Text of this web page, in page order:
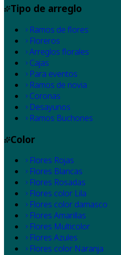
Tipo de arreglo
Ramos de flores
Floreros
Arreglos florales
Cajas
Para eventos
Ramos de novia
Coronas
Desayunos
Ramos Buchones
Color
Flores Rojas
Flores Blancas
Flores Rosadas
Flores color Lila
Flores color damasco
Flores Amarillas
Flores Multicolor
Flores Azules
Flores color Naranja